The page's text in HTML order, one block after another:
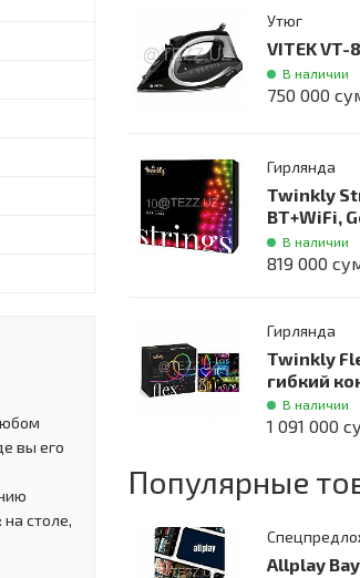
вы его
столе,
Утюг
VITEK VT-
В наличии
750 000
Гирлянда
Twinkly
BT+WiFi,
В наличии
819 000
Гирлянда
Twinkly
гибкий
В наличии
1 091 000
Популярные
Allplay